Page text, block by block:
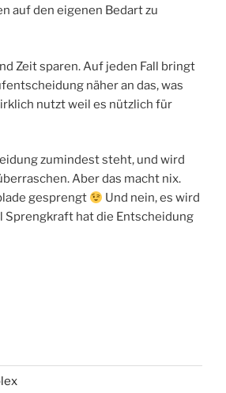
auf den eigenen Bedart zu
Zeit sparen. Auf jeden Fall bringt
näher an das, was
nutzt weil es nützlich für
zumindest steht, und wird
Aber das macht nix.
gesprengt
Und nein, es wird
Sprengkraft hat die Entscheidung